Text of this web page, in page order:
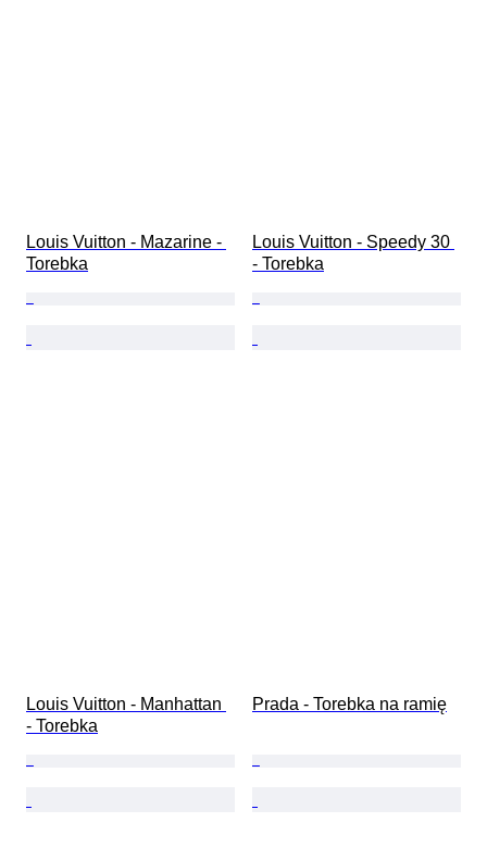
Louis Vuitton - Mazarine -
Torebka
Louis Vuitton - Speedy 30
- Torebka
Louis Vuitton - Manhattan
- Torebka
Prada - Torebka na ramię